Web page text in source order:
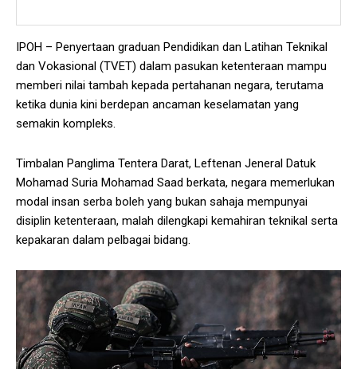
IPOH – Penyertaan graduan Pendidikan dan Latihan Teknikal
dan Vokasional (TVET) dalam pasukan ketenteraan mampu
memberi nilai tambah kepada pertahanan negara, terutama
ketika dunia kini berdepan ancaman keselamatan yang
semakin kompleks.
Timbalan Panglima Tentera Darat, Leftenan Jeneral Datuk
Mohamad Suria Mohamad Saad berkata, negara memerlukan
modal insan serba boleh yang bukan sahaja mempunyai
disiplin ketenteraan, malah dilengkapi kemahiran teknikal serta
kepakaran dalam pelbagai bidang.